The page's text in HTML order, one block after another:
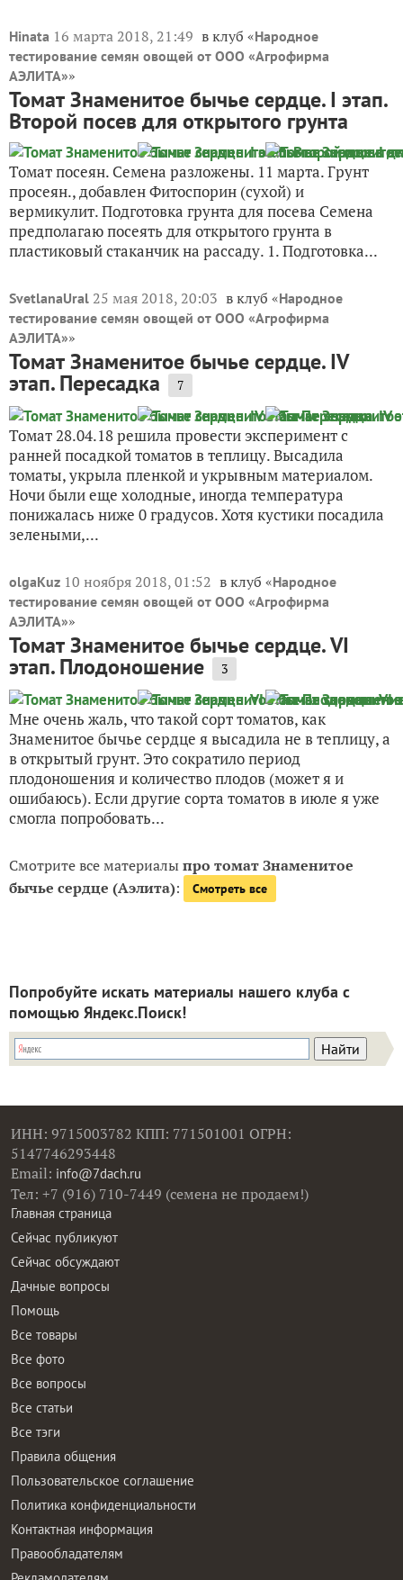
Hinata 16 марта 2018, 21:49 в клуб «Народное
тестирование семян овощей от ООО «Агрофирма
АЭЛИТА»»
Томат Знаменитое бычье сердце. I этап.
Второй посев для открытого грунта
Томат посеян. Семена разложены. 11 марта. Грунт
просеян., добавлен Фитоспорин (сухой) и
вермикулит. Подготовка грунта для посева Семена
предполагаю посеять для открытого грунта в
пластиковый стаканчик на рассаду. 1. Подготовка...
SvetlanaUral 25 мая 2018, 20:03 в клуб «Народное
тестирование семян овощей от ООО «Агрофирма
АЭЛИТА»»
Томат Знаменитое бычье сердце. IV
этап. Пересадка 7
Томат 28.04.18 решила провести эксперимент с
ранней посадкой томатов в теплицу. Высадила
томаты, укрыла пленкой и укрывным материалом.
Ночи были еще холодные, иногда температура
понижалась ниже 0 градусов. Хотя кустики посадила
зелеными,...
olgaKuz 10 ноября 2018, 01:52 в клуб «Народное
тестирование семян овощей от ООО «Агрофирма
АЭЛИТА»»
Томат Знаменитое бычье сердце. VI
этап. Плодоношение 3
Мне очень жаль, что такой сорт томатов, как
Знаменитое бычье сердце я высадила не в теплицу, а
в открытый грунт. Это сократило период
плодоношения и количество плодов (может я и
ошибаюсь). Если другие сорта томатов в июле я уже
смогла попробовать...
Смотрите все материалыпро томат Знаменитое
бычье сердце (Аэлита): Смотреть все
Попробуйте искать материалы нашего клуба с
помощью Яндекс.Поиск!
ИНН: 9715003782 КПП: 771501001 ОГРН:
5147746293448
Email: info@7dach.ru
Тел: +7 (916) 710-7449 (семена не продаем!)
Главная страница
Сейчас публикуют
Сейчас обсуждают
Дачные вопросы
Помощь
Все товары
Все фото
Все вопросы
Все статьи
Все тэги
Правила общения
Пользовательское соглашение
Политика конфиденциальности
Контактная информация
Правообладателям